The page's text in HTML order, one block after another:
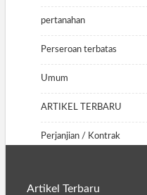
pertanahan
Perseroan terbatas
Umum
ARTIKEL TERBARU
Perjanjian / Kontrak
Artikel Terbaru